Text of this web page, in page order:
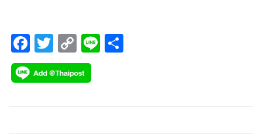
F
ac
e
T
wi
tt
C
o
p
Li